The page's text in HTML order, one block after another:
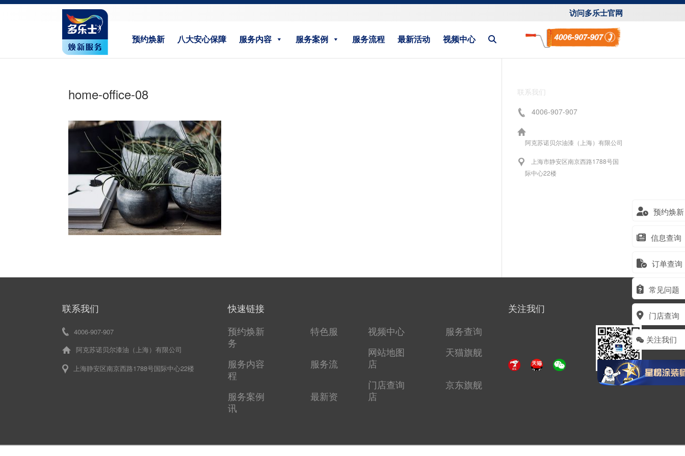
访问多乐士官网
预约焕新 八大安心保障 服务内容 服务案例 服务流程 最新活动 视频中心
预约焕新
信息查询
订单查询
常见问题
门店查询
关注我们
home-office-08
联系我们
4006-907-907
阿克苏诺贝尔油漆（上海）有限公司
上海市静安区南京西路1788号国
际中心22楼
联系我们
4006-907-907
阿克苏诺贝尔漆油（上海）有限公司
上海静安区南京西路1788号国际中心22楼
快速链接
预约焕新
特色服
务
服务内容
服务流
程
服务案例
最新资
讯
视频中心
服务查询
网站地图
天猫旗舰
店
门店查询
京东旗舰
店
关注我们